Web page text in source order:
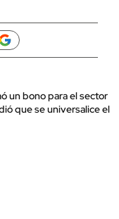
un bono para el sector
que se universalice el